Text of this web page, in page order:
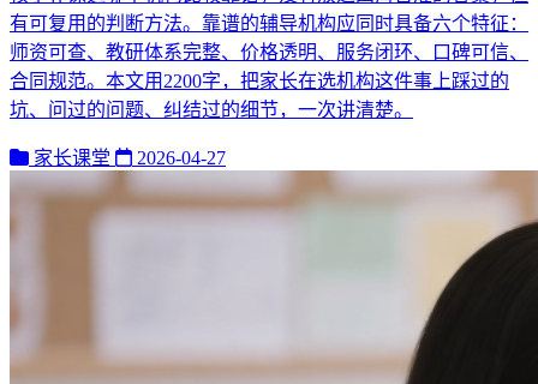
有可复用的判断方法。靠谱的辅导机构应同时具备六个特征：
师资可查、教研体系完整、价格透明、服务闭环、口碑可信、
合同规范。本文用2200字，把家长在选机构这件事上踩过的
坑、问过的问题、纠结过的细节，一次讲清楚。
家长课堂 2026-04-27